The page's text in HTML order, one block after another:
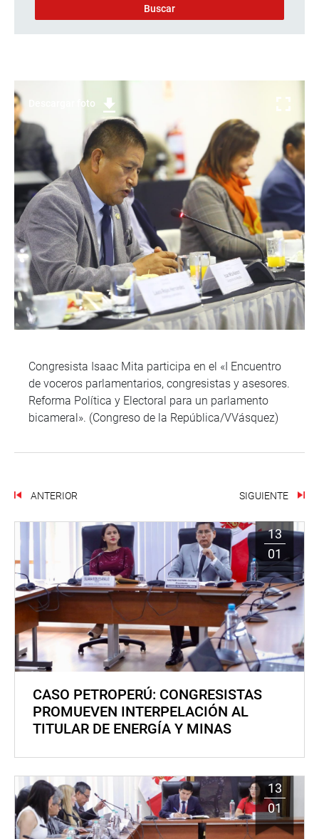
Descargar foto
Congresista Isaac Mita participa en el «I Encuentro
de voceros parlamentarios, congresistas y asesores.
Reforma Política y Electoral para un parlamento
bicameral». (Congreso de la República/VVásquez)
ANTERIOR SIGUIENTE
13
01
CASO PETROPERÚ: CONGRESISTAS
PROMUEVEN INTERPELACIÓN AL
TITULAR DE ENERGÍA Y MINAS
13
01